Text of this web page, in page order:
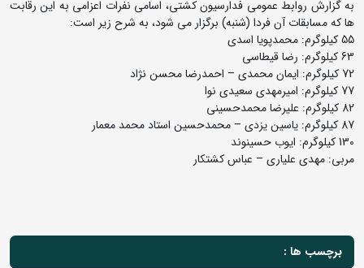
به گزارش روابط عمومی فدارسیون کشتی، اسامی نفرات اعزامی به این رقابت
ها که مسابقات آن فردا (شنبه) برگزار می شود، به شرح زیر است:
55 کیلوگرم: محمدپویا اسدی
63 کیلوگرم: رضا قیطاسی
72 کیلوگرم: ایمان محمدی – احمدرضا محسن نژاد
77 کیلوگرم: امیرمهدی سعیدی نوا
82 کیلوگرم: علیرضا محمدحسینی
87 کیلوگرم: یاسین یزدی – محمدحسین استاد محمد معمار
130 کیلوگرم: ایوب حسینوند
مربی: مهدی علیاری – عباس کشتکار
برچسب ها :